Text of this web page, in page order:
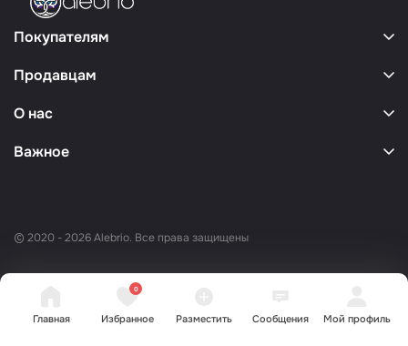
Главная
0
Избранное Разместить Сообщения Мой профиль
Покупателям
Продавцам
О нас
Важное
© 2020 - 2026 Alebrio. Все права защищены